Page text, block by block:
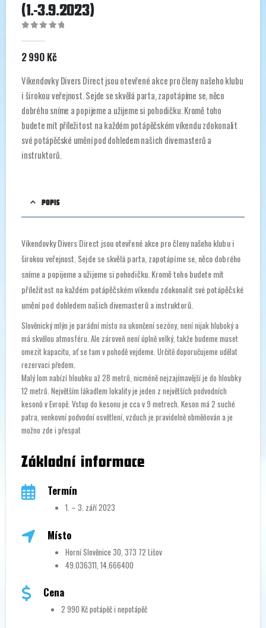
(1.-3.9.2023)
2 990 Kč
Víkendovky Divers Direct jsou otevřené akce pro členy našeho klubu
i širokou veřejnost. Sejde se skvělá parta, zapotápíme se, něco
dobrého sníme a popijeme a užijeme si pohodičku. Kromě toho
budete mít příležitost na každém potápěčském víkendu zdokonalit
své potápěčské umění pod dohledem našich divemasterů a
instruktorů.
POPIS
Víkendovky Divers Direct jsou otevřené akce pro členy našeho klubu i
širokou veřejnost. Sejde se skvělá parta, zapotápíme se, něco dobrého
sníme a popijeme a užijeme si pohodičku. Kromě toho budete mít
příležitost na každém potápěčském víkendu zdokonalit své potápěčské
umění pod dohledem našich divemasterů a instruktorů.
Slověnický mlýn je parádní místo na ukončení sezóny, není nijak hluboký a
má skvělou atmosféru. Ale zároveň není úplně velký, takže budeme muset
omezit kapacitu, ať se tam v pohodě vejdeme. Určitě doporučujeme udělat
rezervaci předem.
Malý lom nabízí hloubku až 28 metrů, nicméně nejzajímavější je do hloubky
12 metrů. Největším lákadlem lokality je jeden z největších podvodních
kesonů v Evropě. Vstup do kesonu je cca v 9 metrech. Keson má 2 suché
patra, venkovní podvodní osvětlení, vzduch je pravidelně obměňován a je
možno zde i přespat
Základní informace
Termín
1. – 3. září 2023
Místo
Horní Slověnice 30, 373 72 Lišov
49.036311, 14.666400
Cena
2 990 Kč potápěč i nepotápěč